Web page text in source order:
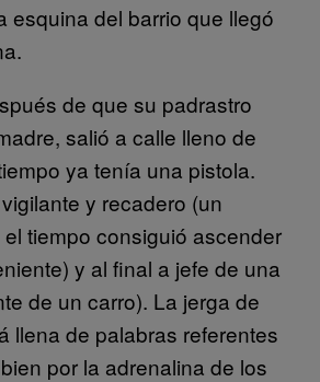
esquina del barrio que llegó
de que su padrastro
salió a calle lleno de
ya tenía una pistola.
y recadero (un
tiempo consiguió ascender
y al final a jefe de una
de un carro). La jerga de
llena de palabras referentes
por la adrenalina de los